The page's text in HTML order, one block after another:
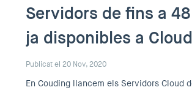
Servidors de fins a
ja disponibles a
Publicat el 20 Nov, 2020
En Couding llancem els Servidors Cloud